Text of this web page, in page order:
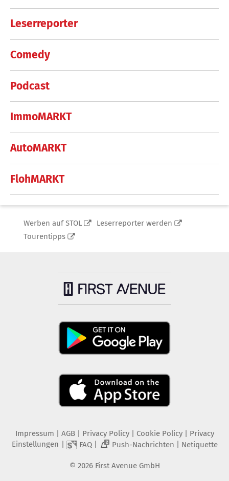
Leserreporter
Comedy
Podcast
ImmoMARKT
AutoMARKT
FlohMARKT
Werben auf STOL
Leserreporter werden
Tourentipps
Impressum AGB Privacy Policy| Cookie Policy| Privacy
Einstellungen
FAQ| 2 Push-Nachrichten Netiquette
© 2026 First Avenue GmbH